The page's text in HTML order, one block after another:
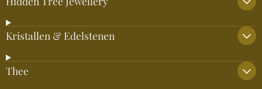
Kristallen & Edelstenen
Thee